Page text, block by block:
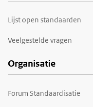
Lijst open standaarden
Veelgestelde vragen
Organisatie
Forum Standaardisatie